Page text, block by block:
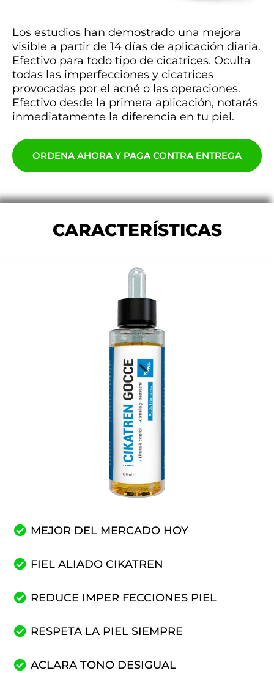
Los estudios han demostrado una mejora
visible a partir de 14 días de aplicación diaria.
Efectivo para todo tipo de cicatrices. Oculta
todas las imperfecciones y cicatrices
provocadas por el acné o las operaciones.
Efectivo desde la primera aplicación, notarás
inmediatamente la diferencia en tu piel.
ORDENA AHORA Y PAGA CONTRA ENTREGA
CARACTERÍSTICAS
MEJOR DEL MERCADO HOY
FIEL ALIADO CIKATREN
REDUCE IMPER FECCIONES PIEL
RESPETA LA PIEL SIEMPRE
ACLARA TONO DESIGUAL